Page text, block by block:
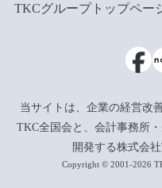
TKCグループトップペー
当サイトは、企業の経営改
TKC全国会と、会計事務所
開発する株式会
Copyright © 2001-2026